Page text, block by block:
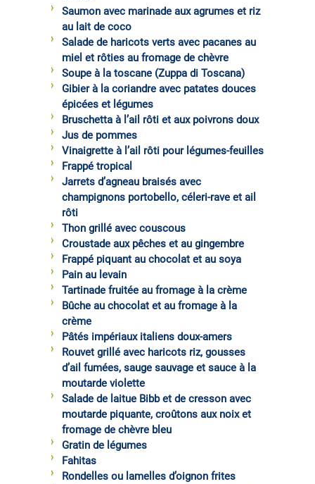
Saumon avec marinade aux agrumes et riz
au lait de coco
Salade de haricots verts avec pacanes au
miel et rôties au fromage de chèvre
Soupe à la toscane (Zuppa di Toscana)
Gibier à la coriandre avec patates douces
épicées et légumes
Bruschetta à l’ail rôti et aux poivrons doux
Jus de pommes
Vinaigrette à l’ail rôti pour légumes-feuilles
Frappé tropical
Jarrets d’agneau braisés avec
champignons portobello, céleri-rave et ail
rôti
Thon grillé avec couscous
Croustade aux pêches et au gingembre
Frappé piquant au chocolat et au soya
Pain au levain
Tartinade fruitée au fromage à la crème
Bûche au chocolat et au fromage à la
crème
Pâtés impériaux italiens doux-amers
Rouvet grillé avec haricots riz, gousses
d’ail fumées, sauge sauvage et sauce à la
moutarde violette
Salade de laitue Bibb et de cresson avec
moutarde piquante, croûtons aux noix et
fromage de chèvre bleu
Gratin de légumes
Fahitas
Rondelles ou lamelles d’oignon frites